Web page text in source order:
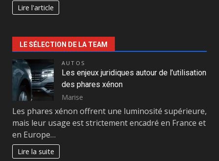
Lire l'article
LE SÉLECTION DE LA TEAM
AUTOS
Les enjeux juridiques autour de l’utilisation
des phares xénon
Marise
Les phares xénon offrent une luminosité supérieure,
mais leur usage est strictement encadré en France et
en Europe…
Lire la suite